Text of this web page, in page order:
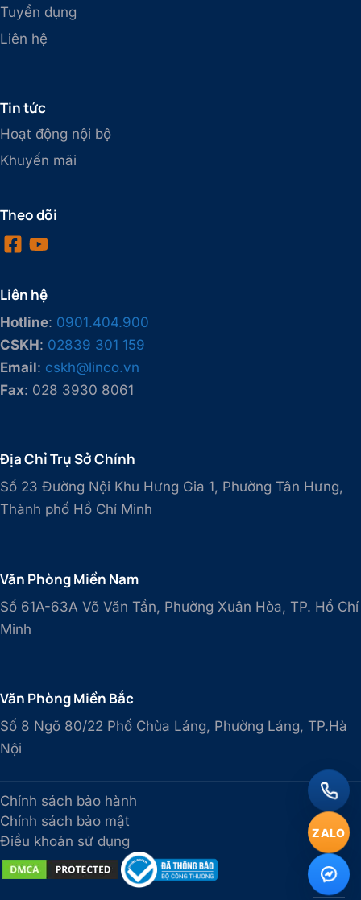
Tuyển dụng
Liên hệ
Tin tức
Hoạt động nội bộ
Khuyến mãi
Theo dõi
Liên hệ
Hotline: 0901.404.900
CSKH: 02839 301 159
Email: cskh@linco.vn
Fax: 028 3930 8061
Địa Chỉ Trụ Sở Chính
Số 23 Đường Nội Khu Hưng Gia 1, Phường Tân Hưng,
Thành phố Hồ Chí Minh
Văn Phòng Miền Nam
Số 61A-63A Võ Văn Tần, Phường Xuân Hòa, TP. Hồ Chí
Minh
Văn Phòng Miền Bắc
Số 8 Ngõ 80/22 Phố Chùa Láng, Phường Láng, TP.Hà
Nội
Điều khoản sử dụng
Chính sách bảo mật
Chính sách bảo hành
ZALO